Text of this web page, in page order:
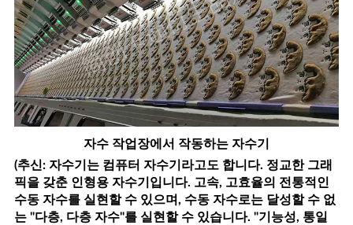
자수 작업장에서 작동하는 자수기
(추신: 자수기는 컴퓨터 자수기라고도 합니다. 정교한 그래
픽을 갖춘 인형용 자수기입니다. 고속, 고효율의 전통적인
수동 자수를 실현할 수 있으며, 수동 자수로는 달성할 수 없
는 "다층, 다층 자수"를 실현할 수 있습니다. "기능성, 통일